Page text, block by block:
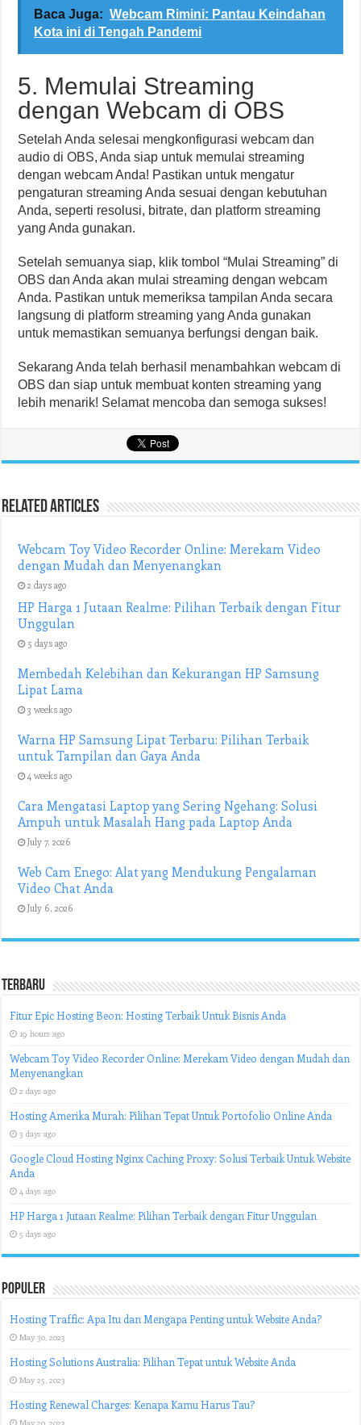
Baca Juga: Webcam Rimini: Pantau Keindahan
Kota ini di Tengah Pandemi
5. Memulai Streaming
dengan Webcam di OBS
Setelah Anda selesai mengkonfigurasi webcam dan
audio di OBS, Anda siap untuk memulai streaming
dengan webcam Anda! Pastikan untuk mengatur
pengaturan streaming Anda sesuai dengan kebutuhan
Anda, seperti resolusi, bitrate, dan platform streaming
yang Anda gunakan.
Setelah semuanya siap, klik tombol “Mulai Streaming” di
OBS dan Anda akan mulai streaming dengan webcam
Anda. Pastikan untuk memeriksa tampilan Anda secara
langsung di platform streaming yang Anda gunakan
untuk memastikan semuanya berfungsi dengan baik.
Sekarang Anda telah berhasil menambahkan webcam di
OBS dan siap untuk membuat konten streaming yang
lebih menarik! Selamat mencoba dan semoga sukses!
Related Articles
Webcam Toy Video Recorder Online: Merekam Video
dengan Mudah dan Menyenangkan
2 days ago
HP Harga 1 Jutaan Realme: Pilihan Terbaik dengan Fitur
Unggulan
5 days ago
Membedah Kelebihan dan Kekurangan HP Samsung
Lipat Lama
3 weeks ago
Warna HP Samsung Lipat Terbaru: Pilihan Terbaik
untuk Tampilan dan Gaya Anda
4 weeks ago
Cara Mengatasi Laptop yang Sering Ngehang: Solusi
Ampuh untuk Masalah Hang pada Laptop Anda
July 7, 2026
Web Cam Enego: Alat yang Mendukung Pengalaman
Video Chat Anda
July 6, 2026
Terbaru
Fitur Epic Hosting Beon: Hosting Terbaik Untuk Bisnis Anda
19 hours ago
Webcam Toy Video Recorder Online: Merekam Video dengan Mudah dan
Menyenangkan
2 days ago
Hosting Amerika Murah: Pilihan Tepat Untuk Portofolio Online Anda
3 days ago
Google Cloud Hosting Nginx Caching Proxy: Solusi Terbaik Untuk Website
Anda
4 days ago
HP Harga 1 Jutaan Realme: Pilihan Terbaik dengan Fitur Unggulan
5 days ago
Populer
Hosting Traffic: Apa Itu dan Mengapa Penting untuk Website Anda?
May 30, 2023
Hosting Solutions Australia: Pilihan Tepat untuk Website Anda
May 25, 2023
Hosting Renewal Charges: Kenapa Kamu Harus Tau?
May 20, 2023